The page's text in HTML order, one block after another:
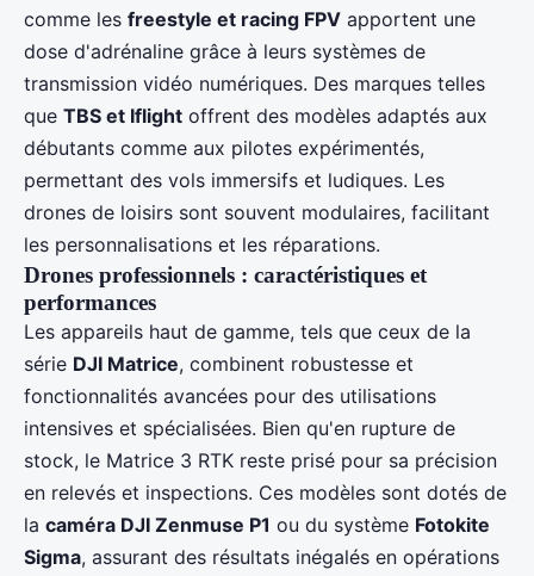
comme les freestyle et racing FPV apportent une
dose d'adrénaline grâce à leurs systèmes de
transmission vidéo numériques. Des marques telles
que TBS et Iflight offrent des modèles adaptés aux
débutants comme aux pilotes expérimentés,
permettant des vols immersifs et ludiques. Les
drones de loisirs sont souvent modulaires, facilitant
les personnalisations et les réparations.
Drones professionnels : caractéristiques et
performances
Les appareils haut de gamme, tels que ceux de la
série DJI Matrice, combinent robustesse et
fonctionnalités avancées pour des utilisations
intensives et spécialisées. Bien qu'en rupture de
stock, le Matrice 3 RTK reste prisé pour sa précision
en relevés et inspections. Ces modèles sont dotés de
la caméra DJI Zenmuse P1 ou du système Fotokite
Sigma, assurant des résultats inégalés en opérations